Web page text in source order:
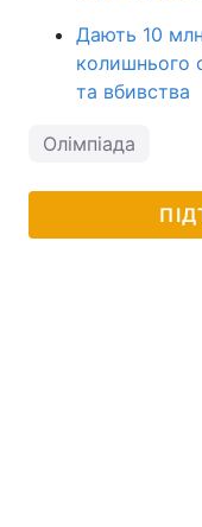
Дають 10
колишнього
та вбивства
Олімпіада